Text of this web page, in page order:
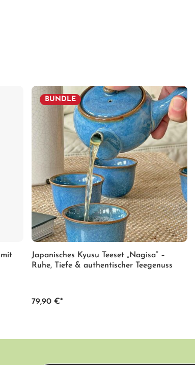
mit
BUNDLE
Japanisches Kyusu Teeset „Nagisa“ –
Ruhe, Tiefe & authentischer Teegenuss
79,90 €*